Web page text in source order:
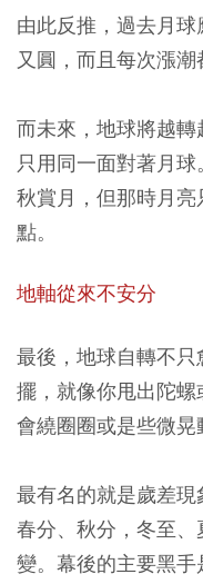
由此反推， 過去月球
又圓，而且每次漲潮
而未來，地球將越
只用同一面對著月
秋賞月，但那時月
點。
地軸從來不安分
最後，地球自轉不
擺，就像你甩出陀
會繞圈圈或是些微晃
最有名的就是歲差
春分、秋分，冬至
變。幕後的主要黑